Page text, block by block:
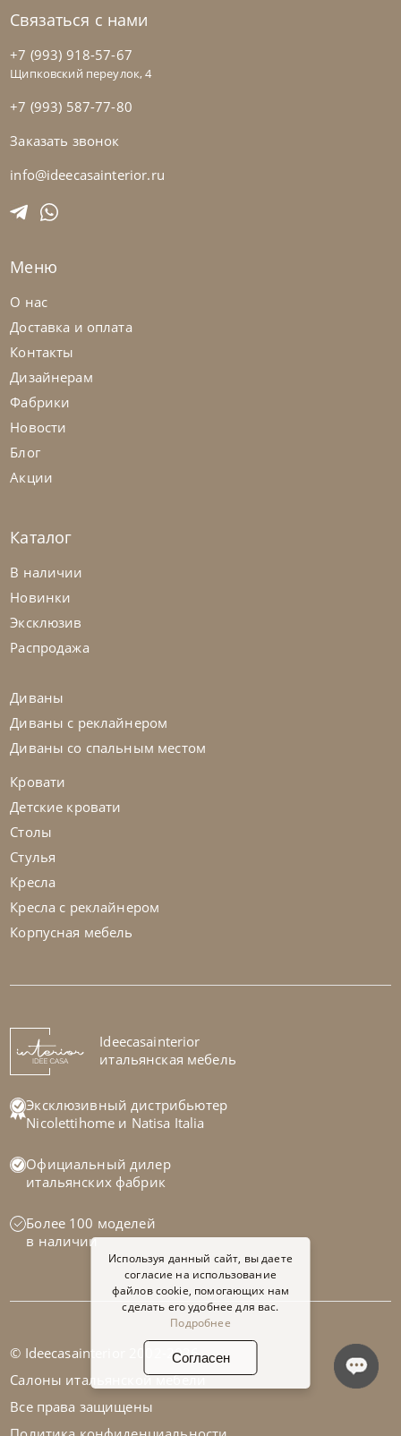
Связаться с нами
+7 (993) 918-57-67
Щипковский переулок, 4
+7 (993) 587-77-80
Заказать звонок
info@ideecasainterior.ru
Меню
О нас
Доставка и оплата
Контакты
Дизайнерам
Фабрики
Новости
Блог
Акции
Каталог
В наличии
Новинки
Эксклюзив
Распродажа
Диваны
Диваны с реклайнером
Диваны со спальным местом
Кровати
Детские кровати
Столы
Стулья
Кресла
Кресла с реклайнером
Корпусная мебель
Ideecasainterior
итальянская мебель
Эксклюзивный дистрибьютер
Nicolettihome и Natisa Italia
Официальный дилер
итальянских фабрик
Более 100 моделей
в наличии
© Ideecasainterior 2002-2026
Салоны итальянской мебели
Все права защищены
Используя данный сайт, вы даете
согласие на использование
файлов cookie, помогающих нам
сделать его удобнее для вас.
Подробнее
Согласен